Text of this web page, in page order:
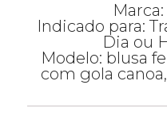
Indicado para:
Dia ou
Modelo: blusa
com gola